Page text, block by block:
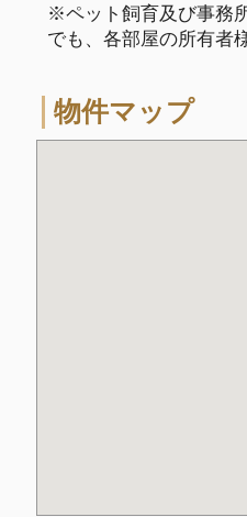
※ペット飼育及び事務
でも、各部屋の所有者
物件マップ